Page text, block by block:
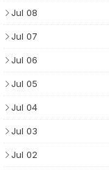
Jul 08
Jul 07
Jul 06
Jul 05
Jul 04
Jul 03
Jul 02